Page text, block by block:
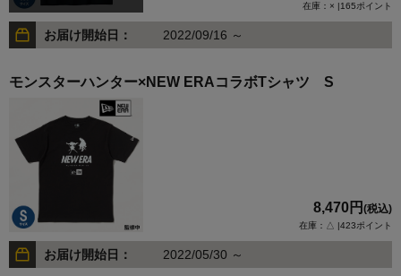
在庫：× |165ポイント
お届け開始日： 2022/09/16 ～
モンスターハンター×NEW ERAコラボTシャツ S
8,470円 (税込)
在庫：△ |423ポイント
お届け開始日： 2022/05/30 ～